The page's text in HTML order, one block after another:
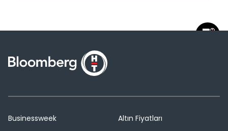
Businessweek
Altın Fiyatları